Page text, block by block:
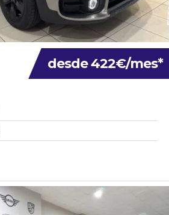
desde 422€/mes*